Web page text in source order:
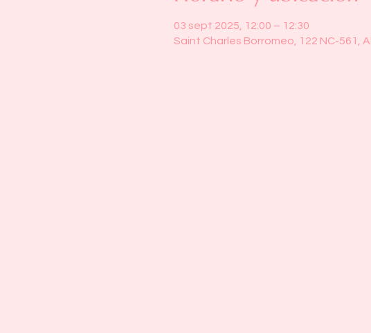
03 sept 2025, 12:00 – 12:30
Saint Charles Borromeo, 122 NC-561,